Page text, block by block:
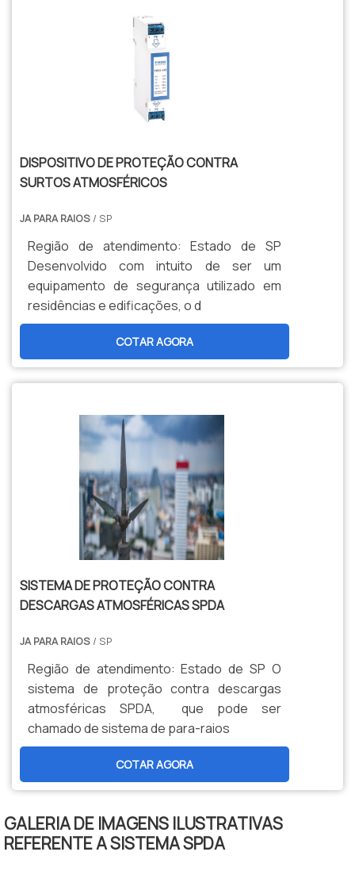
elétricas e aterramento, sistemas de
iluminação, projeto de instalações
elétricas, grupos geradores e consultoria
em energia elétrica.Solicite agora mesmo
uma cotação pelo portal Soluções
DISPOSITIVO DE PROTEÇÃO CONTRA
SURTOS ATMOSFÉRICOS
JA PARA RAIOS / SP
Região de atendimento: Estado de SP
Desenvolvido com intuito de ser um
equipamento de segurança utilizado em
residências e edificações, o d
COTAR AGORA
SISTEMA DE PROTEÇÃO CONTRA
DESCARGAS ATMOSFÉRICAS SPDA
JA PARA RAIOS / SP
Região de atendimento: Estado de SP O
sistema de proteção contra descargas
atmosféricas SPDA, que pode ser
chamado de sistema de para-raios
COTAR AGORA
GALERIA DE IMAGENS ILUSTRATIVAS
REFERENTE A SISTEMA SPDA